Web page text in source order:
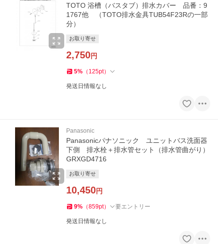
TOTO 浴槽（バスタブ）排水カバー 品番：9
1767他 （TOTO排水金具TUB54F23Rの一部
分）
お取り寄せ
2,750円
5% （ 125pt）
発送日情報なし
Panasonic
Panasonicパナソニック ユニットバス洗面器
下側 排水栓＋排水管セット（排水管曲がり）
GRXGD4716
お取り寄せ
10,450円
9% （859pt） 要エントリー
発送日情報なし